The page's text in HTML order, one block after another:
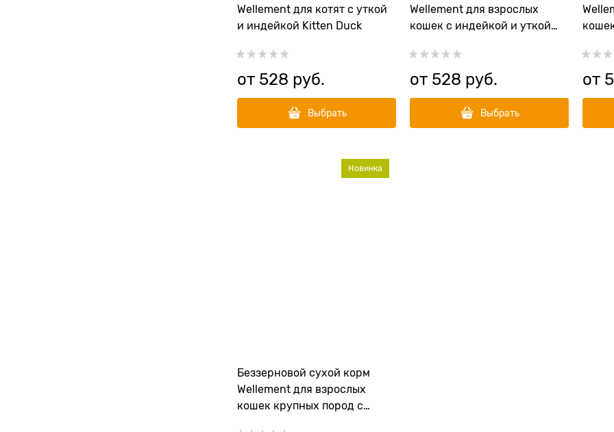
Wellement для котят с уткой
и индейкой Kitten Duck
от 528 руб.
Выбрать
Wellement для взрослых
кошек с индейкой и уткой
от 528 руб.
Выбрать
от
Беззерновой сухой корм
Wellement для взрослых
кошек крупных пород с
Новинка